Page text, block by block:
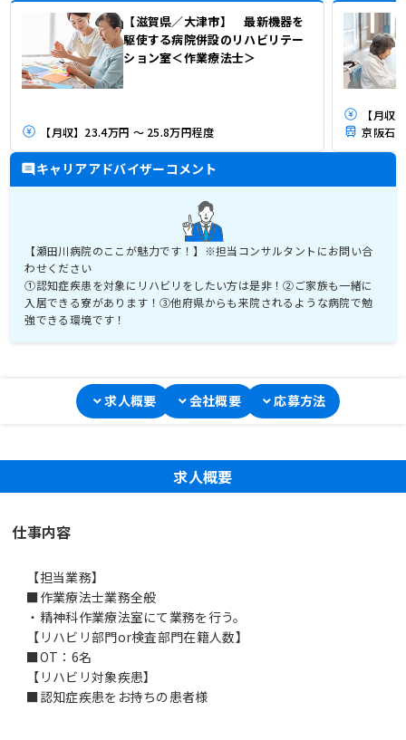
【滋賀県／大津市】 最新機器を
駆使する病院併設のリハビリテー
ション室＜作業療法士＞
【月収】23.4万円 ～ 25.8万円程度
【月収
京阪石
キャリアアドバイザーコメント
【瀬田川病院のここが魅力です！】※担当コンサルタントにお問い合
わせください
①認知症疾患を対象にリハビリをしたい方は是非！②ご家族も一緒に
入居できる寮があります！③他府県からも来院されるような病院で勉
強できる環境です！
求人概要 会社概要 応募方法
求人概要
仕事内容
【担当業務】
■作業療法士業務全般
・精神科作業療法室にて業務を行う。
【リハビリ部門or検査部門在籍人数】
■OT：6名
【リハビリ対象疾患】
■認知症疾患をお持ちの患者様